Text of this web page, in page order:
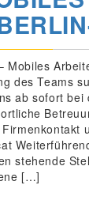
Mobiles
des Teams
ab sofort bei
stehende
[…]